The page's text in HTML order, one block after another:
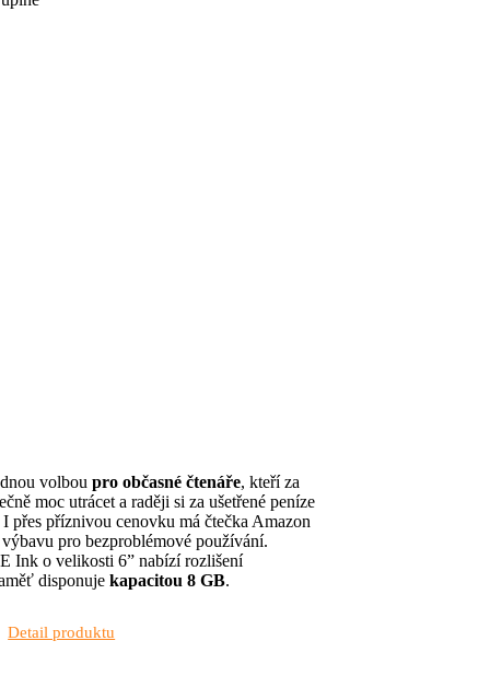
volboupro občasné čtenáře, kteří za
moc utrácet a raději si za ušetřené peníze
přes příznivou cenovku má čtečka Amazon
pro bezproblémové používání.
E Ink o velikosti 6” nabízí rozlišení
disponujekapacitou 8 GB.
Detail produktu